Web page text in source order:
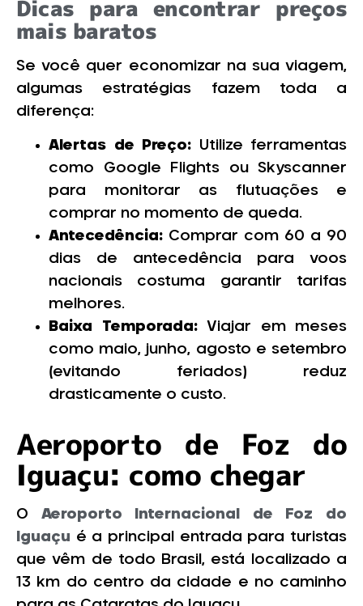
Dicas para encontrar preços
mais baratos
Se você quer economizar na sua viagem,
algumas estratégias fazem toda a
diferença:
Alertas de Preço: Utilize ferramentas
como Google Flights ou Skyscanner
para monitorar as flutuações e
comprar no momento de queda.
Antecedência: Comprar com 60 a 90
dias de antecedência para voos
nacionais costuma garantir tarifas
melhores.
Baixa Temporada:Viajar em meses
como maio, junho, agosto e setembro
(evitando feriados) reduz
drasticamente o custo.
Aeroporto de Foz do
Iguaçu: como chegar
O Aeroporto Internacional de Foz do
Iguaçu é a principal entrada para turistas
que vêm de todo Brasil, está localizado a
13 km do centro da cidade e no caminho